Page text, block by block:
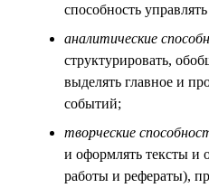
способность
аналитические
структурировать,
выделять главное и
событий;
творческие
и оформлять тексты и
работы и рефераты),